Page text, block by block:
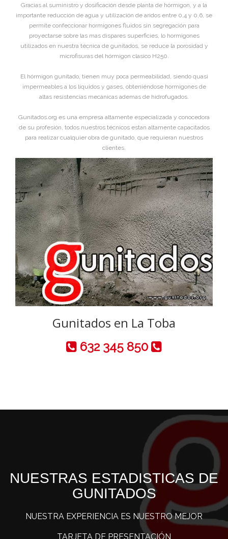
Gracias al suministro y dosificación desde planta de hórmigon, y a la
importante reducción de agua y utilización de aridos entre 0,4 y 0,6, se
permite confeccionar hormigones fluidos sin segregación para
proyectarse sobre las mas dispares superficies, lo hormigones
utilizados en nuestra técnica de gunitados, se reduce la porosidad y
microfisuras del hórmigon clasico H250.
El hórmigon gunitado, tienen muy poca permeabilidad, siendo quasi
impermeables a los líquidos y gases, obteniéndose hormigones de
altas resistencias mecánicas ademas de hidrofugados.
Gunitados.org es una empresa altamente especializada y conocedora
de su profesión, todos nuestros técnicos estan altamente capacitados
para realizar cualquier obra de gunitado, que requieran nuestros
clientes.
Gunitados en La Toba
632 345 850
NUESTRAS ESTADISTICAS DE
GUNITADOS
NUESTRA EXPERIENCIA ES NUESTRO MEJOR
TARJETA DE PRESENTACIÓN